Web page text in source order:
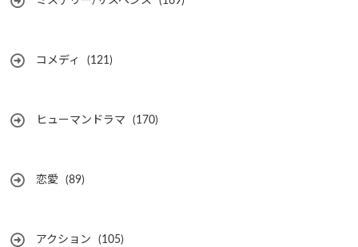
コメディ (121)
ヒューマンドラマ (170)
恋愛 (89)
アクション (105)